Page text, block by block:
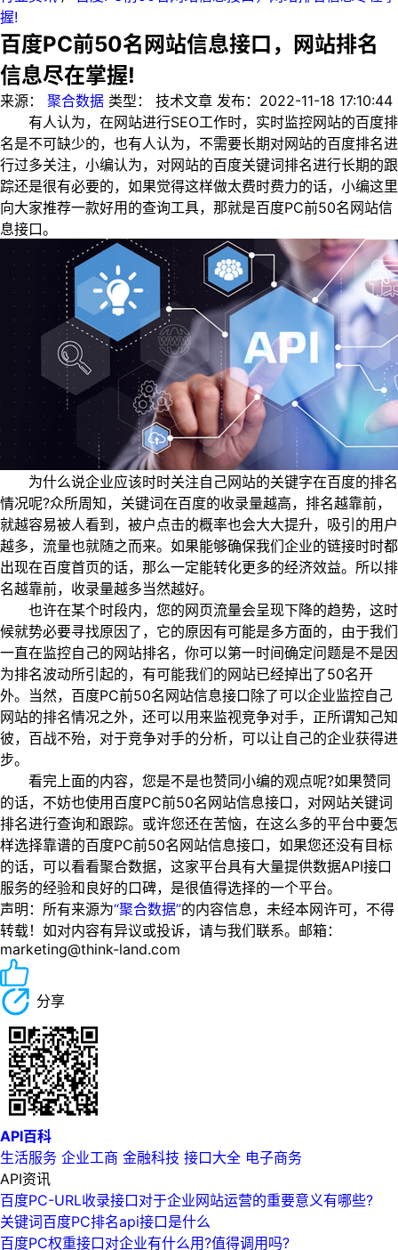
握!
百度PC前50名网站信息接口，网站排名
信息尽在掌握!
来源： 聚合数据 类型： 技术文章 发布： 2022-11-18 17:10:44
有人认为，在网站进行SEO工作时，实时监控网站的百度排
名是不可缺少的，也有人认为，不需要长期对网站的百度排名进
行过多关注，小编认为，对网站的百度关键词排名进行长期的跟
踪还是很有必要的，如果觉得这样做太费时费力的话，小编这里
向大家推荐一款好用的查询工具，那就是百度PC前50名网站信
息接口。
为什么说企业应该时时关注自己网站的关键字在百度的排名
情况呢?众所周知，关键词在百度的收录量越高，排名越靠前，
就越容易被人看到，被户点击的概率也会大大提升，吸引的用户
越多，流量也就随之而来。如果能够确保我们企业的链接时时都
出现在百度首页的话，那么一定能转化更多的经济效益。所以排
名越靠前，收录量越多当然越好。
也许在某个时段内，您的网页流量会呈现下降的趋势，这时
候就势必要寻找原因了，它的原因有可能是多方面的，由于我们
一直在监控自己的网站排名，你可以第一时间确定问题是不是因
为排名波动所引起的，有可能我们的网站已经掉出了50名开
外。当然，百度PC前50名网站信息接口除了可以企业监控自己
网站的排名情况之外，还可以用来监视竞争对手，正所谓知己知
彼，百战不殆，对于竞争对手的分析，可以让自己的企业获得进
步。
看完上面的内容，您是不是也赞同小编的观点呢?如果赞同
的话，不妨也使用百度PC前50名网站信息接口，对网站关键词
排名进行查询和跟踪。或许您还在苦恼，在这么多的平台中要怎
样选择靠谱的百度PC前50名网站信息接口，如果您还没有目标
的话，可以看看聚合数据，这家平台具有大量提供数据API接口
服务的经验和良好的口碑，是很值得选择的一个平台。
声明：所有来源为“聚合数据”的内容信息，未经本网许可，不得
转载！如对内容有异议或投诉，请与我们联系。邮箱：
marketing@think-land.com
分享
API百科
生活服务 企业工商 金融科技 接口大全 电子商务
API资讯
百度PC-URL收录接口对于企业网站运营的重要意义有哪些?
关键词百度PC排名api接口是什么
百度PC权重接口对企业有什么用?值得调用吗?